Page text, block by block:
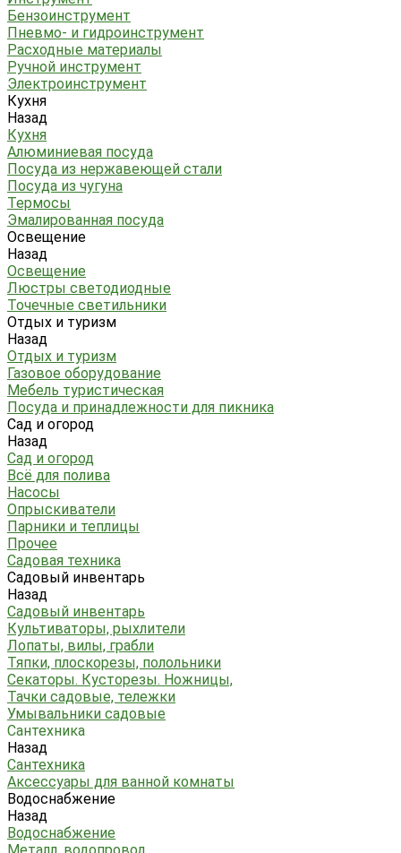
Бензоинструмент
Пневмо- и гидроинструмент
Расходные материалы
Ручной инструмент
Электроинструмент
Кухня
Назад
Кухня
Алюминиевая посуда
Посуда из нержавеющей стали
Посуда из чугуна
Термосы
Эмалированная посуда
Освещение
Назад
Освещение
Люстры светодиодные
Точечные светильники
Отдых и туризм
Назад
Отдых и туризм
Газовое оборудование
Мебель туристическая
Посуда и принадлежности для пикника
Сад и огород
Назад
Сад и огород
Всё для полива
Насосы
Опрыскиватели
Парники и теплицы
Прочее
Садовая техника
Садовый инвентарь
Назад
Садовый инвентарь
Культиваторы, рыхлители
Лопаты, вилы, грабли
Тяпки, плоскорезы, полольники
Секаторы. Кусторезы. Ножницы,
Тачки садовые, тележки
Умывальники садовые
Сантехника
Назад
Сантехника
Аксессуары для ванной комнаты
Водоснабжение
Назад
Водоснабжение
Металл. водопровод